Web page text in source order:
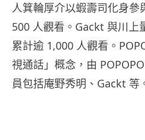
人箕輪厚介以蝦壽司化身參
500 人觀看。Gackt 與川上
累計逾 1,000 人觀看。
視通話」概念，由
員包括庵野秀明、Gackt 等